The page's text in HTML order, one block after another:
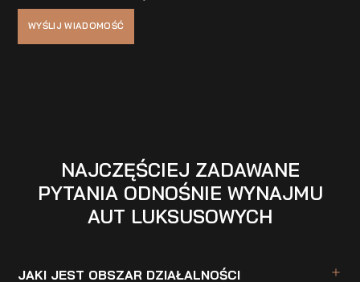
NAJCZĘŚCIEJ ZADAWANE
PYTANIA ODNOŚNIE WYNAJMU
AUT LUKSUSOWYCH
JAKI JEST OBSZAR DZIAŁALNOŚCI